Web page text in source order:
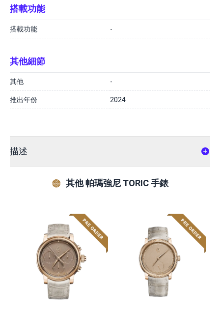
搭載功能
搭載功能 -
其他細節
其他 -
推出年份 2024
描述
其他 帕瑪強尼 TORIC 手錶